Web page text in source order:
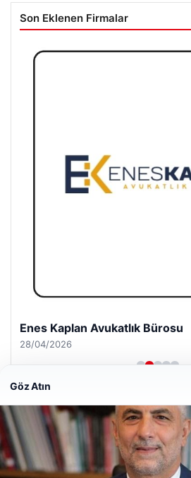
Son Eklenen Firmalar
Enes Kaplan Avukatlık Bürosu
28/04/2026
© 2026 Haber İnternet – Güncel Haberler
Web sitemizi nasıl kullandığınızı daha
Göz Atın